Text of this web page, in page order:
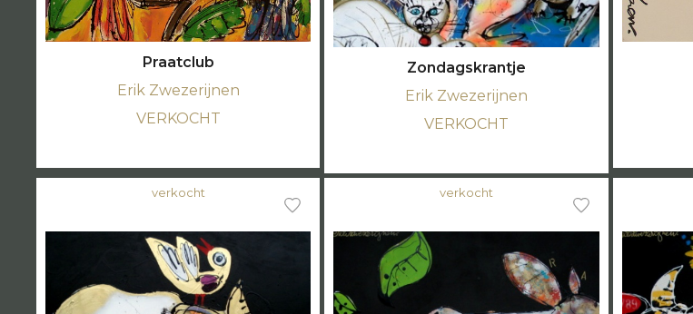
Praatclub
Erik Zwezerijnen
VERKOCHT
Zondagskrantje
Erik Zwezerijnen
VERKOCHT
verkocht verkocht